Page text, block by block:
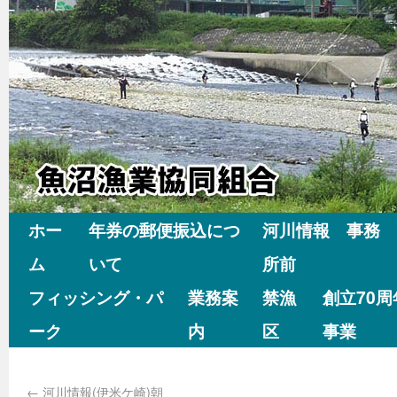
ホー
ム
年券の郵便振込につ
いて
河川情報 事務
所前
フィッシング・パ
ーク
業務案
内
禁漁
区
創立70
事業
← 河川情報(伊米ケ崎)朝